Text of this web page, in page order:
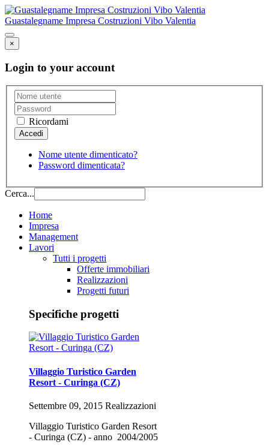
Guastalegname Impresa Costruzioni Vibo Valentia
×
Login to your account
Ricordami
Nome utente dimenticato?
Password dimenticata?
Cerca...
Home
Impresa
Management
Lavori
Tutti i progetti
Offerte immobiliari
Realizzazioni
Progetti futuri
Specifiche progetti
Villaggio Turistico Garden
Resort - Curinga (CZ)
Settembre 09, 2015 Realizzazioni
Villaggio Turistico Garden Resort
- Curinga (CZ) - anno 2004/2005